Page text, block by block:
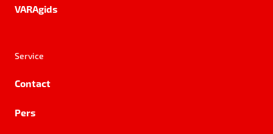
VARAgids
Service
Contact
Pers